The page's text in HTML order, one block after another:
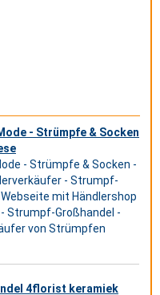
- Strümpfe & Socken
- Strümpfe & Socken -
- Strumpf-
Webseite mit Händlershop
Strumpf-Großhandel -
von Strümpfen
4florist keramiek